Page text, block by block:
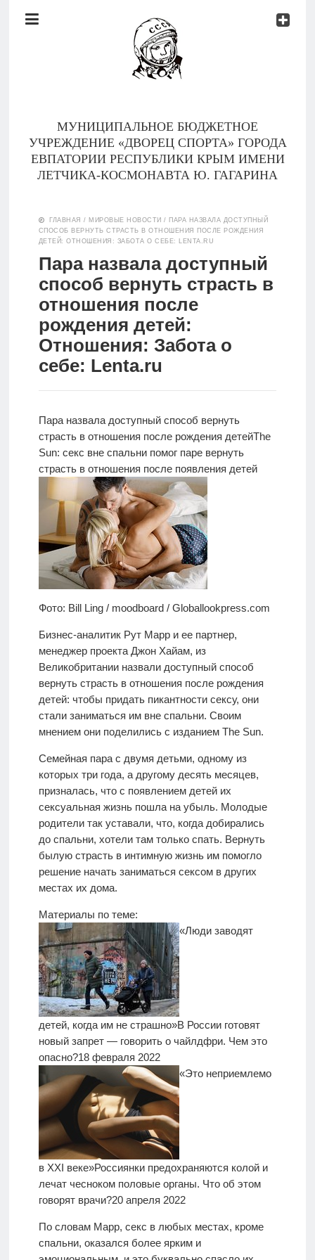
Документы
МУНИЦИПАЛЬНОЕ БЮДЖЕТНОЕ
УЧРЕЖДЕНИЕ «ДВОРЕЦ СПОРТА» ГОРОДА
ЕВПАТОРИИ РЕСПУБЛИКИ КРЫМ ИМЕНИ
ЛЕТЧИКА-КОСМОНАВТА Ю. ГАГАРИНА
Тренеры
Документы
Контакты
Новости
Родителям
О
ГЛАВНАЯ / МИРОВЫЕ НОВОСТИ / ПАРА НАЗВАЛА ДОСТУПНЫЙ
СПОСОБ ВЕРНУТЬ СТРАСТЬ В ОТНОШЕНИЯ ПОСЛЕ РОЖДЕНИЯ
ДЕТЕЙ: ОТНОШЕНИЯ: ЗАБОТА О СЕБЕ: LENTA.RU
Пара назвала доступный
способ вернуть страсть в
отношения после
рождения детей:
Отношения: Забота о
себе: Lenta.ru
Пара назвала доступный способ вернуть
страсть в отношения после рождения детейThe
Sun: секс вне спальни помог паре вернуть
страсть в отношения после появления детей
Фото: Bill Ling / moodboard / Globallookpress.com
Бизнес-аналитик Рут Марр и ее партнер,
менеджер проекта Джон Хайам, из
Великобритании назвали доступный способ
вернуть страсть в отношения после рождения
детей: чтобы придать пикантности сексу, они
стали заниматься им вне спальни. Своим
мнением они поделились с изданием The Sun.
Семейная пара с двумя детьми, одному из
которых три года, а другому десять месяцев,
призналась, что с появлением детей их
сексуальная жизнь пошла на убыль. Молодые
родители так уставали, что, когда добирались
до спальни, хотели там только спать. Вернуть
былую страсть в интимную жизнь им помогло
решение начать заниматься сексом в других
местах их дома.
Материалы по теме:
«Люди заводят
детей, когда им не страшно»В России готовят
новый запрет — говорить о чайлдфри. Чем это
опасно?18 февраля 2022
«Это неприемлемо
в XXI веке»Россиянки предохраняются колой и
лечат чесноком половые органы. Что об этом
говорят врачи?20 апреля 2022
По словам Марр, секс в любых местах, кроме
спальни, оказался более ярким и